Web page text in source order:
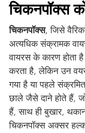
चिकनपॉक्स
चिकनपॉक्स, जिसे
अत्यधिक संक्रामक
वायरस के कारण होता
करता है, लेकिन उन
गया है या पहले
छाले जैसे दाने होते हैं,
हैं, साथ ही बुखार,
चिकनपॉक्स अक्सर